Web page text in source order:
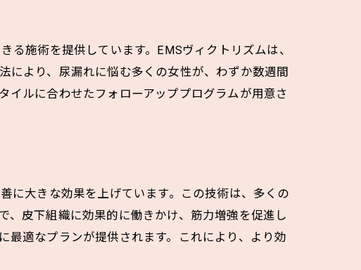
施術を提供しています。EMSヴィクトリズムは、
により、尿漏れに悩む多くの女性が、わずか数週間
イルに合わせたフォローアッププログラムが用意さ
に大きな効果を上げています。この技術は、多くの
、皮下組織に効果的に働きかけ、筋力増強を促進し
最適なプランが提供されます。これにより、より効